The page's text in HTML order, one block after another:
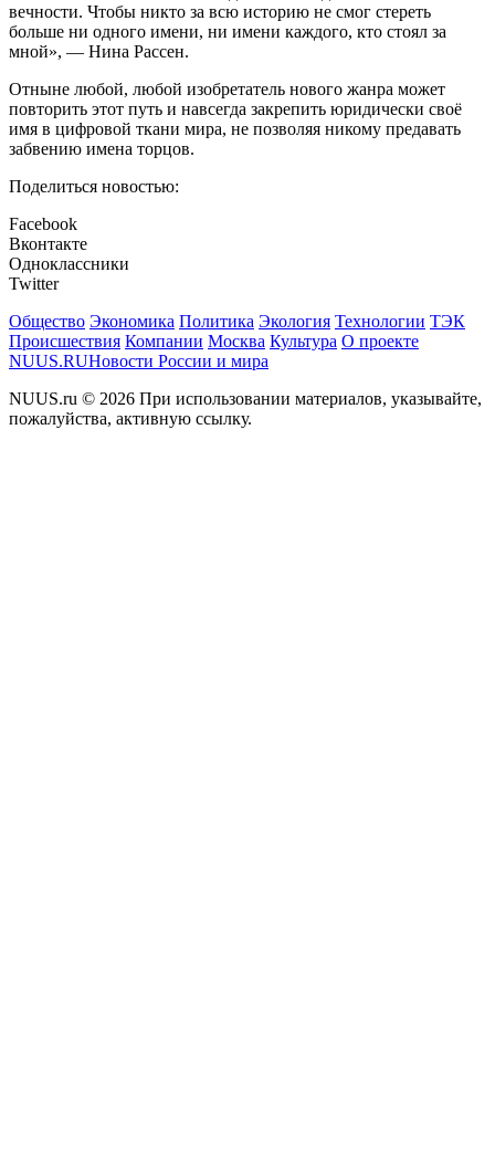
вечности. Чтобы никто за всю историю не смог стереть
больше ни одного имени, ни имени каждого, кто стоял за
мной», — Нина Рассен.
Отныне любой, любой изобретатель нового жанра может
повторить этот путь и навсегда закрепить юридически своё
имя в цифровой ткани мира, не позволяя никому предавать
забвению имена торцов.
Поделиться новостью:
Facebook
Вконтакте
Одноклассники
Twitter
Общество Экономика Политика Экология Технологии ТЭК
Происшествия Компании Москва Культура О проекте
NUUS.RUНовости России и мира
NUUS.ru © 2026 При использовании материалов, указывайте,
пожалуйства, активную ссылку.